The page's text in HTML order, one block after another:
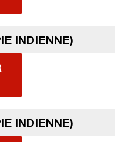
INDIENNE)
INDIENNE)